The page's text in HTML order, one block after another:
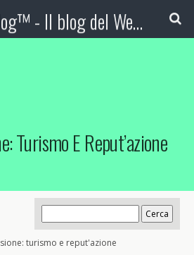
Booking Blog™ - Il blog del Web Marketing Turistico
Turismo E Reput’azione
turismo e reput'azione